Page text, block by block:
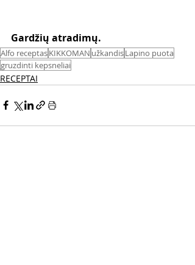
Gardžių atradimų.
Alfo receptasKIKKOMAN užkandisLapino puota
gruzdinti kepsneliai
RECEPTAI